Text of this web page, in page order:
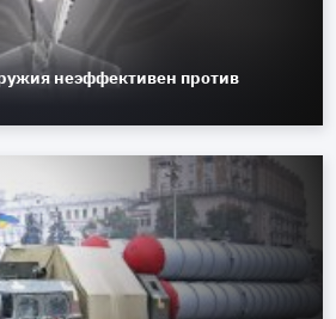
неэффективен против